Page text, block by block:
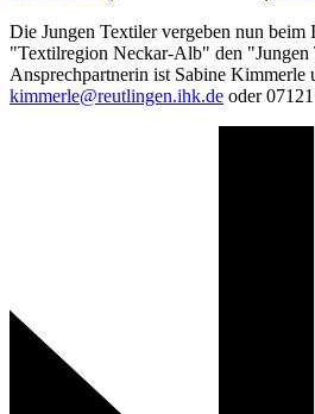
Die Jungen Textiler vergeben nun beim
"Textilregion Neckar-Alb" den
Ansprechpartnerin ist Sabine Kimmerle
kimmerle@reutlingen.ihk.de oder